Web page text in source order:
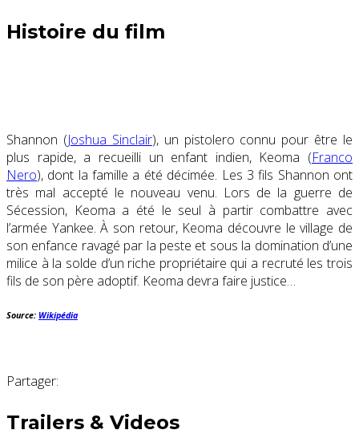
Histoire du film
Shannon (Joshua Sinclair), un pistolero connu pour être le
plus rapide, a recueilli un enfant indien, Keoma (Franco
Nero), dont la famille a été décimée. Les 3 fils Shannon ont
très mal accepté le nouveau venu. Lors de la guerre de
Sécession, Keoma a été le seul à partir combattre avec
l’armée Yankee. À son retour, Keoma découvre le village de
son enfance ravagé par la peste et sous la domination d’une
milice à la solde d’un riche propriétaire qui a recruté les trois
fils de son père adoptif. Keoma devra faire justice…
Source: Wikipédia
Partager:
Trailers & Videos